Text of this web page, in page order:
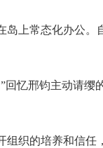
上常态化办公。
忆邢钧主动请缨
织的培养和信任